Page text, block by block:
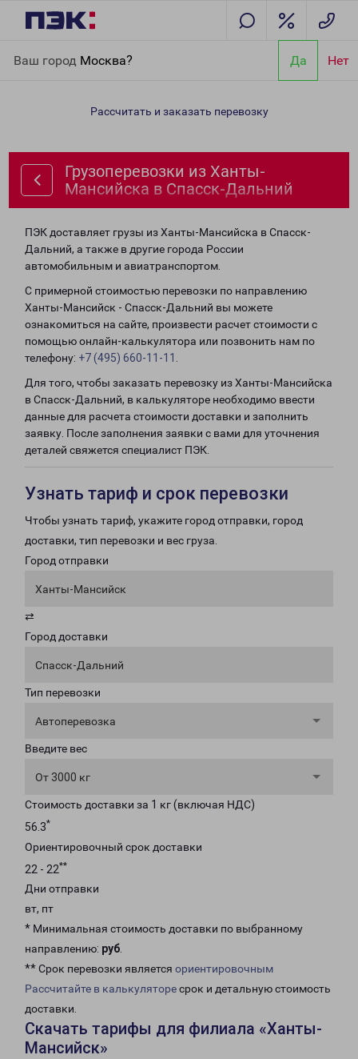
Ваш город Москва? Да Нет
Спасск-Дальний
Рассчитать и заказать перевозку
Грузоперевозки из Ханты-
Мансийска в Спасск-Дальний
ПЭК доставляет грузы из Ханты-Мансийска в Спасск-
Дальний, а также в другие города России
автомобильным и авиатранспортом.
С примерной стоимостью перевозки по направлению
Ханты-Мансийск - Спасск-Дальний вы можете
ознакомиться на сайте, произвести расчет стоимости с
помощью онлайн-калькулятора или позвонить нам по
телефону: +7 (495) 660-11-11
Для того, чтобы заказать перевозку из Ханты-Мансийска
в Спасск-Дальний, в калькуляторе необходимо ввести
данные для расчета стоимости доставки и заполнить
заявку. После заполнения заявки с вами для уточнения
деталей свяжется специалист ПЭК.
Узнать тариф и срок перевозки
Чтобы узнать тариф, укажите город отправки, город
доставки, тип перевозки и вес груза.
Город отправки
Ханты-Мансийск
⇄
Город доставки
Спасск-Дальний
Тип перевозки
Автоперевозка
Введите вес
От 3000 кг
Стоимость доставки за 1 кг (включая НДС)
56.3*
Ориентировочный срок доставки
22 - 22**
Дни отправки
вт, пт
* Минимальная стоимость доставки по выбранному
направлению: руб.
** Срок перевозки является ориентировочным
Рассчитайте в калькуляторесрок и детальную стоимость
доставки.
Скачать тарифы для филиала «Ханты-
Мансийск»